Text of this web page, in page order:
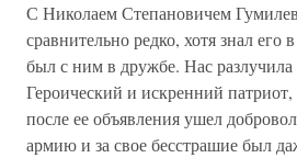
С Николаем Степановичем
сравнительно редко, хотя знал его
был с ним в дружбе. Нас разлучила
Героический и искренний
после ее объявления ушел
армию и за свое бесстрашие был